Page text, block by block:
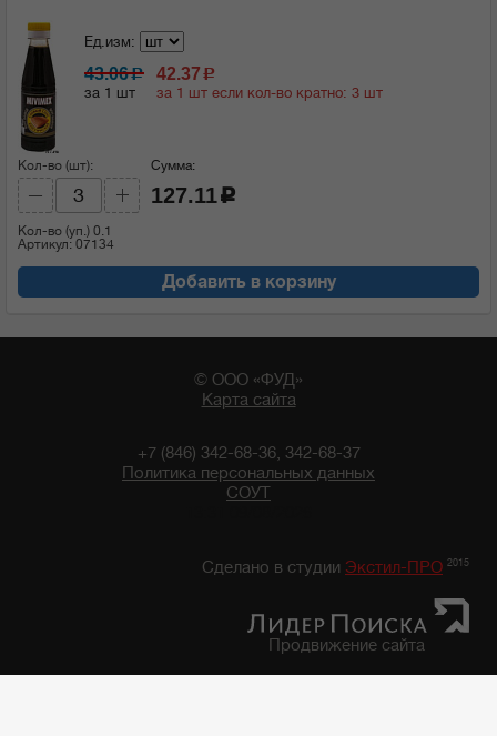
Ед.изм:
43.06c
за 1 шт
42.37 c
за 1 шт если кол-во кратно: 3 шт
Кол-во (шт):
Кол-во (уп.) 0.1
Артикул: 07134
Сумма:
127.11 c
Добавить в корзину
© ООО «ФУД»
Карта сайта
+7 (846) 342-68-36, 342-68-37
Политика персональных данных
СОУТ
Сделано в студии Экстил-ПРО 2015
Продвижение сайта